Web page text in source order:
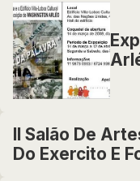
II Salão De
Do Exercito E